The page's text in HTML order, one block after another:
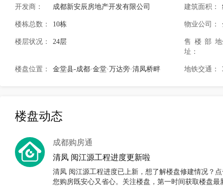
开发商： 成都新安辰房地产开发有限公司 建筑面积：
楼栋总数： 10栋 物业公司：
楼层状况： 24层
售楼部地
址：
楼盘位置： 金堂县-成都·金堂·万达旁·清凤桥畔 地铁交通：
楼盘动态
成都购房通
清凤 阅江源工程进度更新啦
清凤 阅江源工程进度已上新，想了解楼盘修建情况？
您购房既安心又省心。关注楼盘，第一时间获取楼盘最